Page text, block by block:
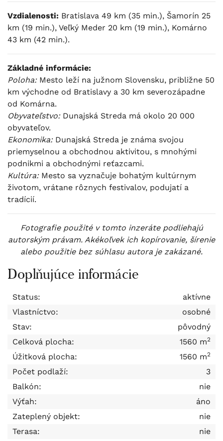
Vzdialenosti: Bratislava 49 km (35 min.), Šamorín 25
km (19 min.), Veľký Meder 20 km (19 min.), Komárno
43 km (42 min.).
Základné informácie:
Poloha:Mesto leží na južnom Slovensku, približne 50
km východne od Bratislavy a 30 km severozápadne
od Komárna.
Obyvateľstvo:Dunajská Streda má okolo 20 000
obyvateľov.
Ekonomika:Dunajská Streda je známa svojou
priemyselnou a obchodnou aktivitou, s mnohými
podnikmi a obchodnými reťazcami.
Kultúra:Mesto sa vyznačuje bohatým kultúrnym
životom, vrátane rôznych festivalov, podujatí a
tradícií.
Fotografie použité v tomto inzeráte podliehajú
autorským právam. Akékoľvek ich kopírovanie, šírenie
alebo použitie bez súhlasu autora je zakázané.
Doplňujúce informácie
Status:
aktívne
Vlastníctvo:
osobné
Stav:
pôvodný
Celková plocha:
1560 m2
Úžitková plocha: 1560 m2
Počet podlaží:
3
Balkón:
nie
Výťah:
áno
Zateplený objekt:
nie
Terasa:
nie